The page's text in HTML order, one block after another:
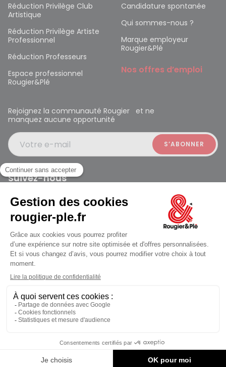
jusqu'au Vendredi à 09:30
Réduction Privilège Club
Artistique
Réduction Privilège Artiste
Professionnel
Réduction Professeurs
Espace professionnel
Rougier&Plé
Candidature spontanée
Qui sommes-nous ?
Marque employeur
Rougier&Plé
Nos offres d’emploi
Rejoignez la communauté Rougier et ne
manquez aucune opportunité
Votre e-mail
Suivez-nous
Rougier et Plé 2024 Copyright
Mentions légales
Conditions générales des ventes
Données personnelles
Paiement sécurisé